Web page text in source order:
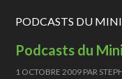
PODCASTS DU
Podcasts du
1 OCTOBRE 2009 PAR